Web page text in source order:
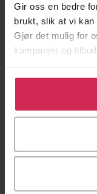
Gir oss en bedre
brukt, slik at vi
Gjør det mulig for
kampanjer og
Klikk på «Godta
bruke cookies for
tilpasse ditt
Jo Nesbø